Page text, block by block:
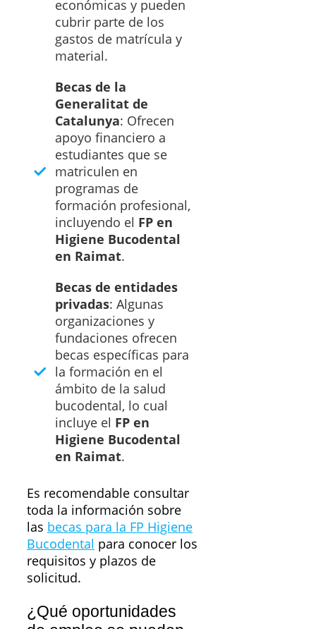
económicas y pueden
cubrir parte de los
gastos de matrícula y
material.
Becas de la
Generalitat de
Catalunya: Ofrecen
apoyo financiero a
estudiantes que se
matriculen en
programas de
formación profesional,
incluyendo el FP en
Higiene Bucodental
en Raimat.
Becas de entidades
privadas: Algunas
organizaciones y
fundaciones ofrecen
becas específicas para
la formación en el
ámbito de la salud
bucodental, lo cual
incluye el FP en
Higiene Bucodental
en Raimat.
Es recomendable consultar
toda la información sobre
las becas para la FP Higiene
Bucodental para conocer los
requisitos y plazos de
solicitud.
¿Qué oportunidades